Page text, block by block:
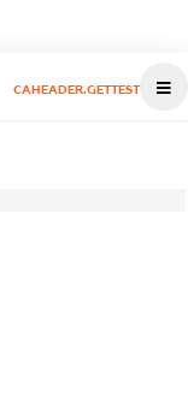
CAHEADER.GETTEST